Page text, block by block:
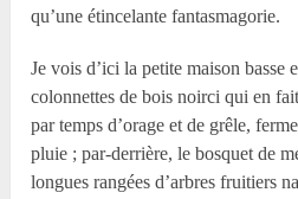
qu’une étincelante fantasmagorie.
Je vois d’ici la petite maison basse
colonnettes de bois noirci qui en
par temps d’orage et de grêle,
pluie ; par-derrière, le bosquet de
longues rangées d’arbres fruitiers